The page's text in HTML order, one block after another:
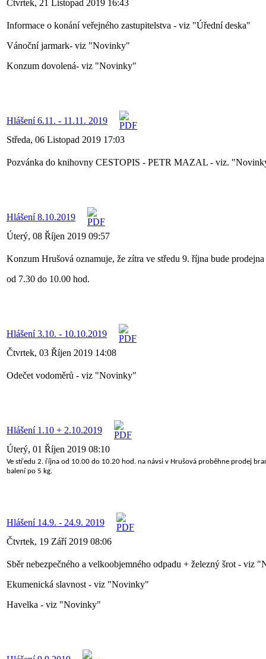
Čtvrtek, 21 Listopad 2019 16:43
Informace o konání veřejného zastupitelstva - viz "Úřední deska"
Vánoční jarmark- viz "Novinky"
Konzum dovolená- viz "Novinky"
Hlášení 6.11. - 11.11. 2019
Středa, 06 Listopad 2019 17:03
Pozvánka do knihovny CESTOPIS - PETR MAZAL - viz.
Hlášení 8.10.2019
Úterý, 08 Říjen 2019 09:57
Konzum Hrušová oznamuje, že zítra ve středu 9. října bude prodejna
od 7.30 do 10.00 hod.
Hlášení 3.10. - 10.10.2019
Čtvrtek, 03 Říjen 2019 14:08
Odečet vodoměrů - viz "Novinky"
Hlášení 1.10 + 2.10.2019
Úterý, 01 Říjen 2019 08:10
Ve středu 2. října od 10.00 do 10.20 hod. na návsi v Hrušová proběhne prodej
balení po 5 kg.
Hlášení 14.9. - 24.9. 2019
Čtvrtek, 19 Září 2019 08:06
Sběr nebezpečného a velkoobjemného odpadu + železný šrot - viz
Ekumenická slavnost - viz "Novinky"
Havelka - viz "Novinky"